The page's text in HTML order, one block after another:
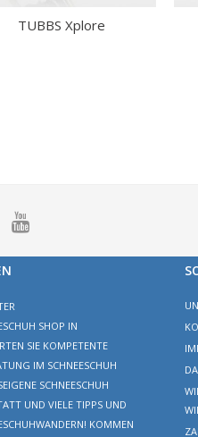
TUBBS Xplore
SHOP IN
SIE KOMPETENTE
IM SCHNEESCHUH
SCHNEESCHUH
UND VIELE TIPPS UND
KOMMEN